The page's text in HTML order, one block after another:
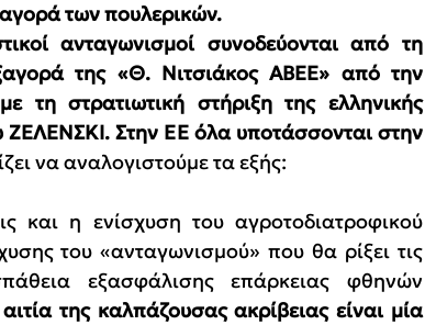
των πουλερικών.
ανταγωνισμοί συνοδεύονται από τη
της «Θ. Νιτσιάκος ΑΒΕΕ» από την
τη στρατιωτική στήριξη της ελληνικής
ΖΕΛΕΝΣΚΙ. Στην ΕΕ όλα υποτάσσονται στην
να αναλογιστούμε τα εξής:
και η ενίσχυση του αγροτοδιατροφικού
του «ανταγωνισμού» που θα ρίξει τις
εξασφάλισης επάρκειας φθηνών
της καλπάζουσας ακρίβειας είναι μία